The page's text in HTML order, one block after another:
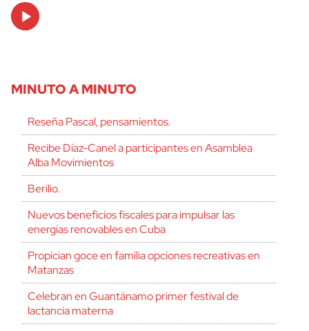
Audio
Player
MINUTO A MINUTO
Reseña Pascal, pensamientos.
Recibe Díaz-Canel a participantes en Asamblea
Alba Movimientos
Berilio.
Nuevos beneficios fiscales para impulsar las
energías renovables en Cuba
Propician goce en familia opciones recreativas en
Matanzas
Celebran en Guantánamo primer festival de
lactancia materna